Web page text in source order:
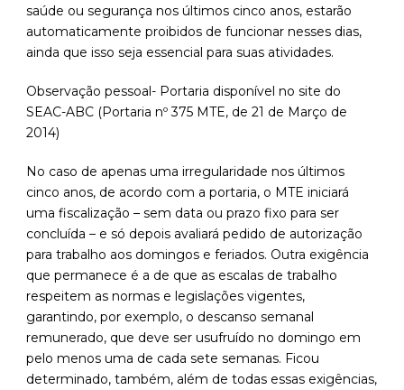
saúde ou segurança nos últimos cinco anos, estarão
automaticamente proibidos de funcionar nesses dias,
ainda que isso seja essencial para suas atividades.
Observação pessoal- Portaria disponível no site do
SEAC-ABC (Portaria nº 375 MTE, de 21 de Março de
2014)
No caso de apenas uma irregularidade nos últimos
cinco anos, de acordo com a portaria, o MTE iniciará
uma fiscalização – sem data ou prazo fixo para ser
concluída – e só depois avaliará pedido de autorização
para trabalho aos domingos e feriados. Outra exigência
que permanece é a de que as escalas de trabalho
respeitem as normas e legislações vigentes,
garantindo, por exemplo, o descanso semanal
remunerado, que deve ser usufruído no domingo em
pelo menos uma de cada sete semanas. Ficou
determinado, também, além de todas essas exigências,